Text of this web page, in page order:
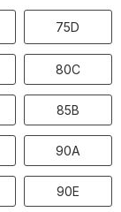
75D
80C
85B
90A
90E